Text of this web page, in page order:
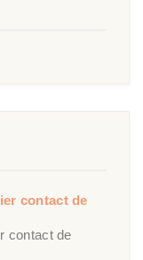
contact de
contact de